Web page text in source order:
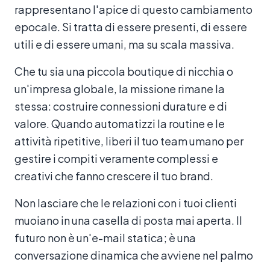
rappresentano l'apice di questo cambiamento
epocale. Si tratta di essere presenti, di essere
utili e di essere umani, ma su scala massiva.
Che tu sia una piccola boutique di nicchia o
un'impresa globale, la missione rimane la
stessa: costruire connessioni durature e di
valore. Quando automatizzi la routine e le
attività ripetitive, liberi il tuo team umano per
gestire i compiti veramente complessi e
creativi che fanno crescere il tuo brand.
Non lasciare che le relazioni con i tuoi clienti
muoiano in una casella di posta mai aperta. Il
futuro non è un'e-mail statica; è una
conversazione dinamica che avviene nel palmo